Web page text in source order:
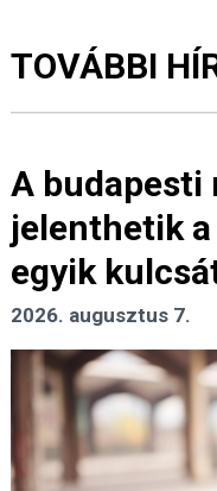
TOVÁBBI
A budapesti
jelenthetik
egyik
2026. augusztus 7.